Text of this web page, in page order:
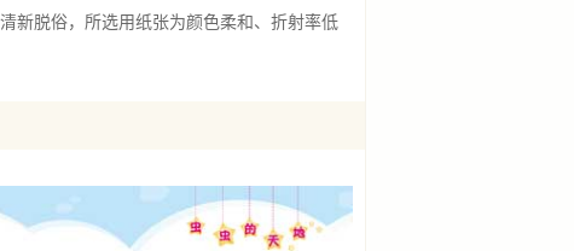
脱俗，所选用纸张为颜色柔和、折射率低